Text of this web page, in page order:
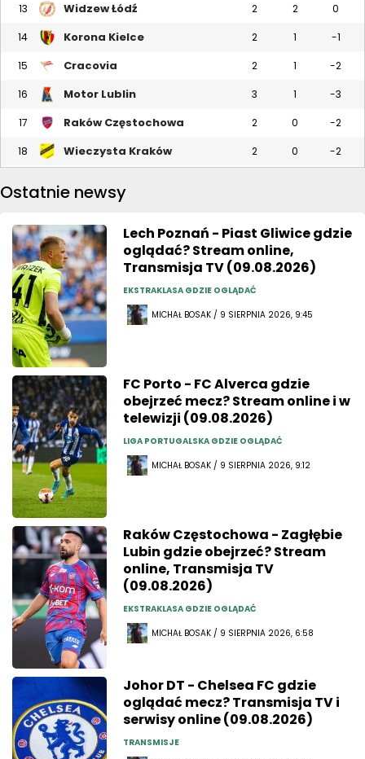
13 Widzew Łódź 2 2 0
14 Korona Kielce 2 1 -1
15 Cracovia 2 1 -2
16 Motor Lublin 3 1 -3
17 Raków Częstochowa 2 0 -2
18 Wieczysta Kraków 2 0 -2
Ostatnie newsy
Lech Poznań - Piast Gliwice gdzie
oglądać? Stream online,
Transmisja TV (09.08.2026)
EKSTRAKLASA GDZIE OGLĄDAĆ
MICHAŁ BOSAK / 9 SIERPNIA 2026, 9:45
FC Porto - FC Alverca gdzie
obejrzeć mecz? Stream online i w
telewizji (09.08.2026)
LIGA PORTUGALSKA GDZIE OGLĄDAĆ
MICHAŁ BOSAK / 9 SIERPNIA 2026, 9:12
Raków Częstochowa - Zagłębie
Lubin gdzie obejrzeć? Stream
online, Transmisja TV
(09.08.2026)
EKSTRAKLASA GDZIE OGLĄDAĆ
MICHAŁ BOSAK / 9 SIERPNIA 2026, 6:58
Johor DT - Chelsea FC gdzie
oglądać mecz? Transmisja TV i
serwisy online (09.08.2026)
TRANSMISJE